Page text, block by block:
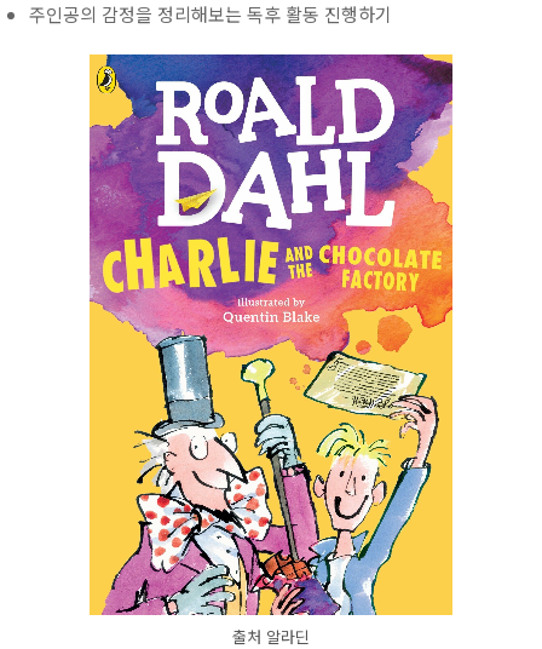
주인공의 감정을 정리해보는 독후 활동 진행하기
출처 알라딘